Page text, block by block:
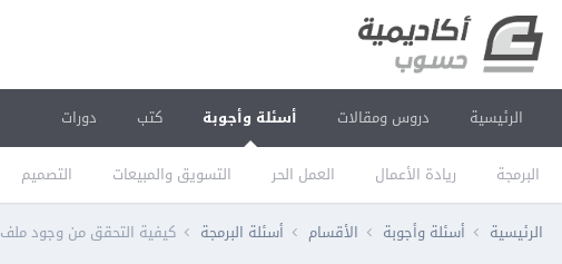
الرئيسية دروس ومقالات أسئلة وأجوبة
البرمجة ريادة الأعمال العمل الحر التسويق والمبيعات التصميم
كتب دورات
الرئيسية أسئلة وأجوبة الأقسام أسئلة البرمجة كيفية التحقق من وجود ملف view في لارافيل Laravel؟